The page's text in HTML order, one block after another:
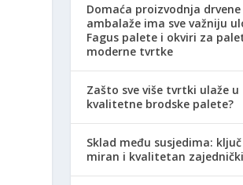
Domaća proizvodnja drvene
ambalaže ima sve važniju
Fagus palete i okviri za
moderne tvrtke
Zašto sve više tvrtki ulaže u
kvalitetne brodske palete?
Sklad među susjedima:
miran i kvalitetan